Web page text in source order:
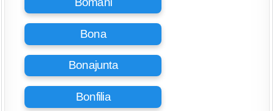
Bona
Bonajunta
Bonfilia